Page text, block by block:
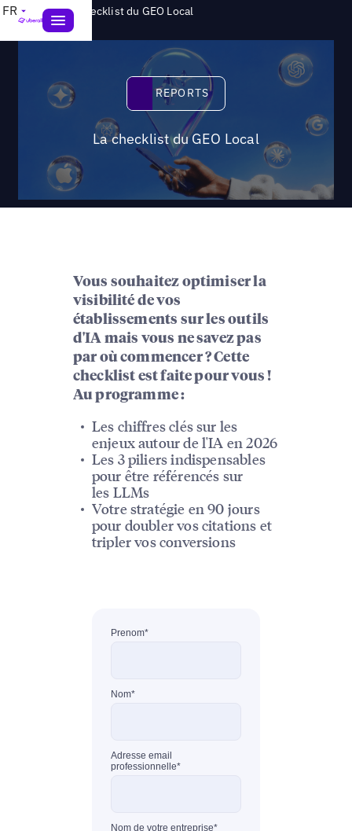
FR Reports>La checklist du GEO Local
Reports
REPORTS
La checklist du GEO Local
Vous souhaitez optimiser la
visibilité de vos
établissements sur les outils
d'IA mais vous ne savez pas
par où commencer ? Cette
checklist est faite pour vous !
Au programme :
Les chiffres clés sur les
enjeux autour de l'IA en 2026
Les 3 piliers indispensables
pour être référencés sur
les LLMs
Votre stratégie en 90 jours
pour doubler vos citations et
tripler vos conversions